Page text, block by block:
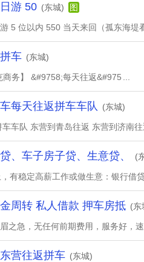
游 50 (东城) 图
5 位以内 550 当天来回（孤东海堤
车 (东城)
务】 &#9758;每天往返&#975
每天往返拼车车队 (东城)
车队 东营到青岛往返 东营到济南往
、车子房子贷、生意贷、 (
有稳定高薪工作或做生意：银行借
周转 私人借款 押车房抵 (东
之急，无任何前期费用，服务好，
营往返拼车 (东城)